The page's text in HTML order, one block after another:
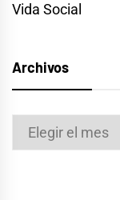
Vida Social
Archivos
Archivos